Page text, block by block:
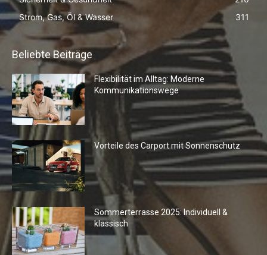
Strom, Gas, Öl & Wasser
311
Beliebte Beiträge
Flexibilität im Alltag: Moderne
Kommunikationswege
Vorteile des Carport mit Sonnenschutz
Sommerterrasse 2025: Individuell &
klassisch